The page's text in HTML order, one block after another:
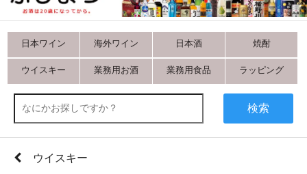
日本ワイン 海外ワイン 日本酒 焼酎
ウイスキー 業務用お酒 業務用食品 ラッピング
検索
ウイスキー